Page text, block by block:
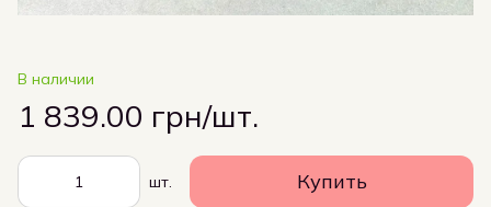
В наличии
1 839.00 грн/шт.
шт. Купить